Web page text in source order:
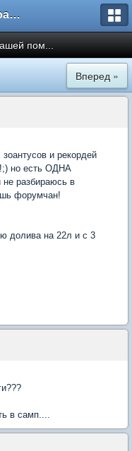
Зоантусы | Zoasfan.ru
пом...
Вперед »
и рекордей
но есть ОДНА
разбираюсь в
форумчан!
долива на 22л и с 3
в самп....